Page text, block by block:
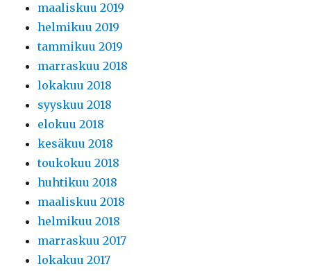
maaliskuu 2019
helmikuu 2019
tammikuu 2019
marraskuu 2018
lokakuu 2018
syyskuu 2018
elokuu 2018
kesäkuu 2018
toukokuu 2018
huhtikuu 2018
maaliskuu 2018
helmikuu 2018
marraskuu 2017
lokakuu 2017